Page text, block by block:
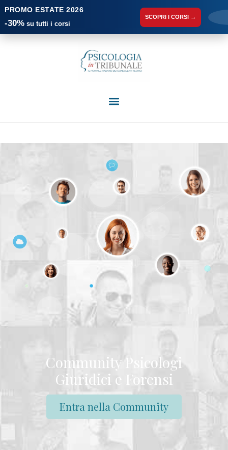
PROMO ESTATE 2026
-30% su tutti i corsi
SCOPRI I CORSI →
Community Psicologi
Giuridici e Forensi
Entra nella Community